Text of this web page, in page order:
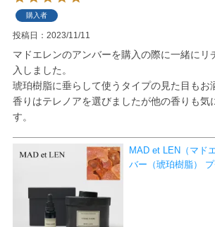
検索
購入者
投稿日 2023/11/11
マドエレンのアンバーを購入の際に一緒にリ
入しました。
琥珀樹脂に垂らして使うタイプの見た目もお
香りはテレノアを選びましたが他の香りも気
す。
MAD et LEN（マド
バー（琥珀樹脂）